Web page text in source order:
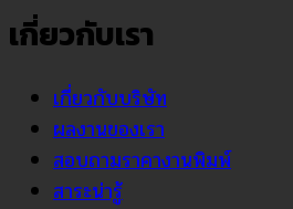
เกี่ยวกับเรา
เกี่ยวกับบริษัท
ผลงานของเรา
สอบถามราคางานพิมพ์
สาระน่ารู้